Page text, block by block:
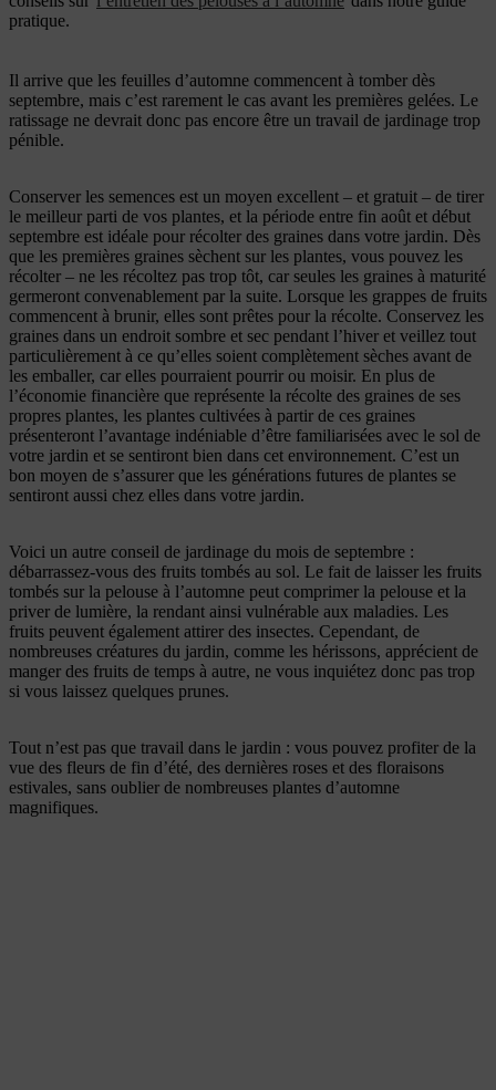
pratique.
Il arrive que les feuilles d’automne commencent à tomber dès
septembre, mais c’est rarement le cas avant les premières gelées. Le
ratissage ne devrait donc pas encore être un travail de jardinage trop
pénible.
Conserver les semences est un moyen excellent – et gratuit – de tirer
le meilleur parti de vos plantes, et la période entre fin août et début
septembre est idéale pour récolter des graines dans votre jardin. Dès
que les premières graines sèchent sur les plantes, vous pouvez les
récolter – ne les récoltez pas trop tôt, car seules les graines à maturité
germeront convenablement par la suite. Lorsque les grappes de fruits
commencent à brunir, elles sont prêtes pour la récolte. Conservez les
graines dans un endroit sombre et sec pendant l’hiver et veillez tout
particulièrement à ce qu’elles soient complètement sèches avant de
les emballer, car elles pourraient pourrir ou moisir. En plus de
l’économie financière que représente la récolte des graines de ses
propres plantes, les plantes cultivées à partir de ces graines
présenteront l’avantage indéniable d’être familiarisées avec le sol de
votre jardin et se sentiront bien dans cet environnement. C’est un
bon moyen de s’assurer que les générations futures de plantes se
sentiront aussi chez elles dans votre jardin.
Voici un autre conseil de jardinage du mois de septembre :
débarrassez-vous des fruits tombés au sol. Le fait de laisser les fruits
tombés sur la pelouse à l’automne peut comprimer la pelouse et la
priver de lumière, la rendant ainsi vulnérable aux maladies. Les
fruits peuvent également attirer des insectes. Cependant, de
nombreuses créatures du jardin, comme les hérissons, apprécient de
manger des fruits de temps à autre, ne vous inquiétez donc pas trop
si vous laissez quelques prunes.
Tout n’est pas que travail dans le jardin : vous pouvez profiter de la
vue des fleurs de fin d’été, des dernières roses et des floraisons
estivales, sans oublier de nombreuses plantes d’automne
magnifiques.